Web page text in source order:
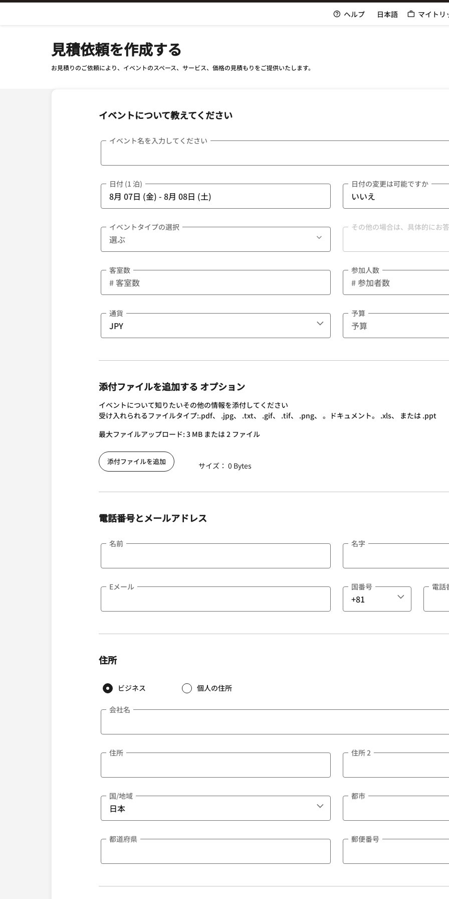
Skip To Content
ヘルプ 日本語 マイトリ
見積依頼を作成する
お見積りのご依頼により、イベントのスペース、サービス、価格の見積もりをご提供いたします。
イベントについて教えてください
イベント名を入力してください
日付 (1 泊) 日付の変更は可能ですか
イベントタイプの選択 その他の場合は、具体的にお
客室数 参加人数
通貨 予算
添付ファイルを追加する オプション
イベントについて知りたいその他の情報を添付してください
受け入れられるファイルタイプ:.pdf、 .jpg、 .txt、 .gif、 .tif、 .png、 。ドキュメント。 .xls、 または .ppt
最大ファイルアップロード: 3 MB または 2 ファイル
添付ファイルを追加 サイズ： 0 Bytes
電話番号とメールアドレス
名前 名字
Eメール 国番号 電話
住所
ビジネス 個人の住所
会社名
住所 住所 2
国/地域 都市
都道府県 郵便番号